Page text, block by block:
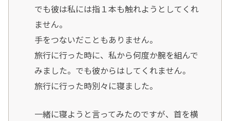
でも彼は私には指１本も触れようとしてくれ
ません。
手をつないだこともありません。
旅行に行った時に、私から何度か腕を組んで
みました。でも彼からはしてくれません。
旅行に行った時別々に寝ました。
一緒に寝ようと言ってみたのですが、首を横